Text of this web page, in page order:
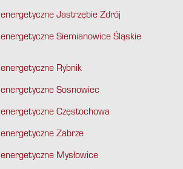
Jastrzębie Zdrój
Siemianowice Śląskie
Rybnik
Sosnowiec
Częstochowa
Zabrze
Mysłowice